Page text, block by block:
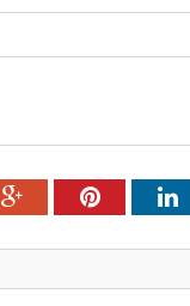
Google+Pinterest